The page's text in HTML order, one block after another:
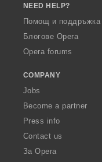
NEED HELP?
Помощ и поддръжка
Блогове Opera
Opera forums
COMPANY
Jobs
Become a partner
Press info
Contact us
За Opera